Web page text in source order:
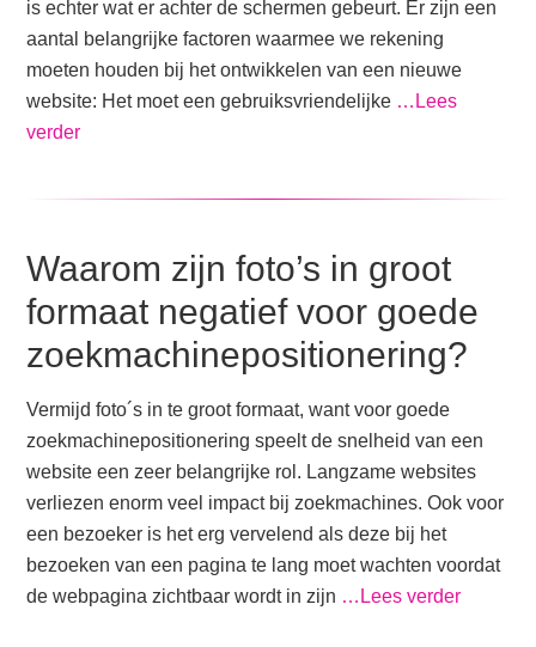
is echter wat er achter de schermen gebeurt. Er zijn een
aantal belangrijke factoren waarmee we rekening
moeten houden bij het ontwikkelen van een nieuwe
website: Het moet een gebruiksvriendelijke …Lees
verder
Waarom zijn foto’s in groot
formaat negatief voor goede
zoekmachinepositionering?
Vermijd foto´s in te groot formaat, want voor goede
zoekmachinepositionering speelt de snelheid van een
website een zeer belangrijke rol. Langzame websites
verliezen enorm veel impact bij zoekmachines. Ook voor
een bezoeker is het erg vervelend als deze bij het
bezoeken van een pagina te lang moet wachten voordat
de webpagina zichtbaar wordt in zijn …Lees verder